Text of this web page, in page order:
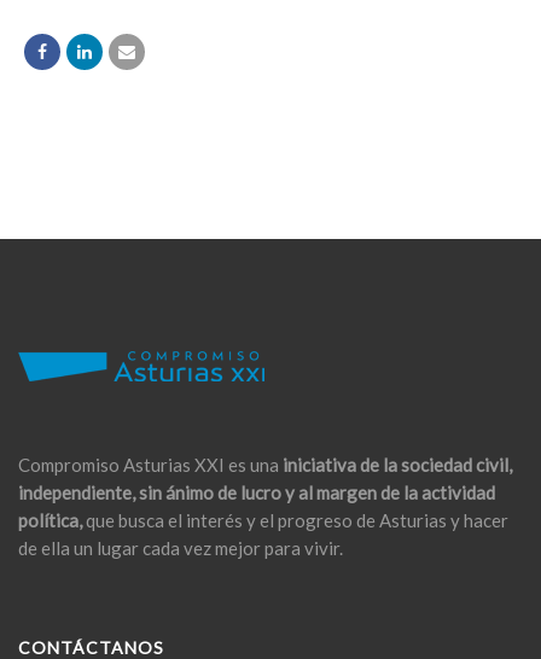
Compromiso Asturias XXI es una iniciativa de la sociedad civil,
independiente, sin ánimo de lucro y al margen de la actividad
política,que busca el interés y el progreso de Asturias y hacer
de ella un lugar cada vez mejor para vivir.
CONTÁCTANOS